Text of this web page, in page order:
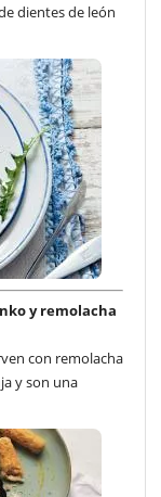
dientes de león
y remolacha
con remolacha
y son una